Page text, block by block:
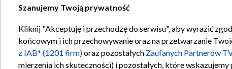
Regulamin TVP
Szanujemy Twoją prywatność
Kliknij "Akceptuję i przechodzę do serwisu", aby wyrazić
końcowym i ich przechowywanie oraz na przetwarzanie
z IAB* (1201 firm)oraz pozostałych Zaufanych Partnerów
mierzenia ich skuteczności) i pozostałych, które